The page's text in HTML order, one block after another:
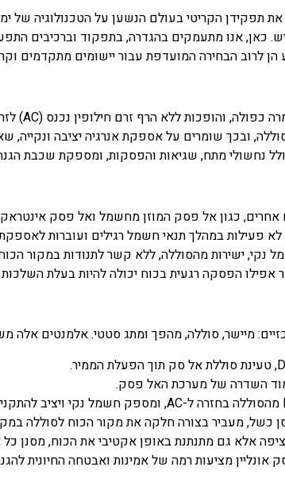
הקריטי בעולם הנשען על הטכנולוגיה של
כאן, אנו מתעמקים בהגדרה, בתפקוד וברכיבים
לרוב הבחירה המועדפת עבור יישומים מתקדמים
ובכך שומרים על אספקת אנרגיה יציבה ונקייה,
נחשולי מתח, שגיאות והפסקות, ומספקת שכבת
אחרים, כגון אל פסק המוזן מחשמל ואל פסק
פעילות במהלך תנאי חשמל רגילים ועוברות
ישירות מהסוללה, ללא קשר לתנודות במקור
אפילו הפסקה רגעית בכוח יכולה להיות בעלת
מיישר, סוללה, מהפך ומתג סטטי. אלמנטים
כשל, מעביר בצורה חלקה את מקור הכוח לסוללה
אלא גם מתנתנת באופן אקטיבי את הכוח, מסנן כל
מציעות רמה של אמינות ואבטחה החיונית